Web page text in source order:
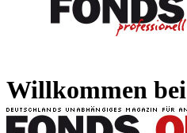
Willkommen bei